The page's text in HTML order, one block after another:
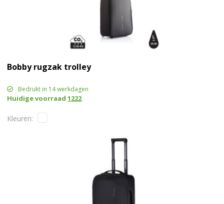
Bobby rugzak trolley
Bedrukt in 14 werkdagen
Huidige voorraad1222